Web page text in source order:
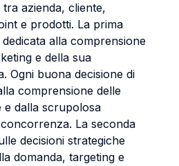
azienda, cliente,
e prodotti. La prima
alla comprensione
e della sua
Ogni buona decisione di
comprensione delle
e dalla scrupolosa
La seconda
decisioni strategiche
domanda, targeting e